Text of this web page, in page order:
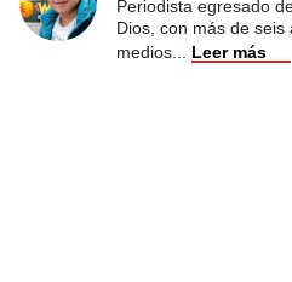
Periodista egresado
Dios, con más de
medios
Leer más